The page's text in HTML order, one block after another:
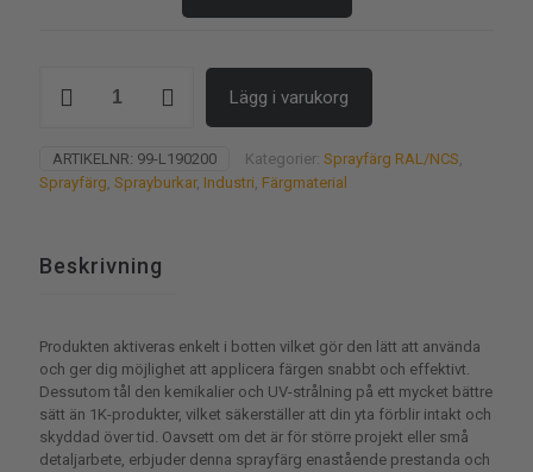
Lägg i varukorg
ARTIKELNR: 99-L190200 Kategorier: Sprayfärg RAL/NCS,
Sprayfärg, Sprayburkar, Industri, Färgmaterial
Beskrivning
Produkten aktiveras enkelt i botten vilket gör den lätt att använda
och ger dig möjlighet att applicera färgen snabbt och effektivt.
Dessutom tål den kemikalier och UV-strålning på ett mycket bättre
sätt än 1K-produkter, vilket säkerställer att din yta förblir intakt och
skyddad över tid. Oavsett om det är för större projekt eller små
detaljarbete, erbjuder denna sprayfärg enastående prestanda och